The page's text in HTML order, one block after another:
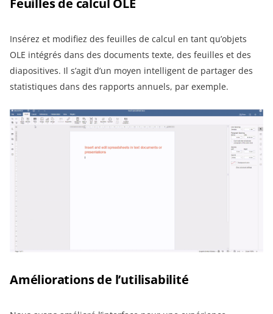
Feuilles de calcul OLE
Insérez et modifiez des feuilles de calcul en tant qu’objets
OLE intégrés dans des documents texte, des feuilles et des
diapositives. Il s’agit d’un moyen intelligent de partager des
statistiques dans des rapports annuels, par exemple.
Améliorations de l’utilisabilité